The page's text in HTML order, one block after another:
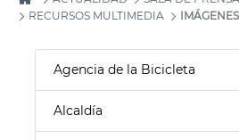
RECURSOS MULTIMEDIA
IMÁGENES
Agencia de la Bicicleta
Alcaldía